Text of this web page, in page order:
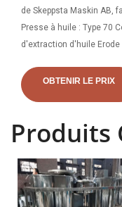
de Skeppsta Maskin AB,
Presse à huile : Type 70
d'extraction d'huile
Dist. Erode, Tamil Nadu
OBTENIR LE PRIX
Produits